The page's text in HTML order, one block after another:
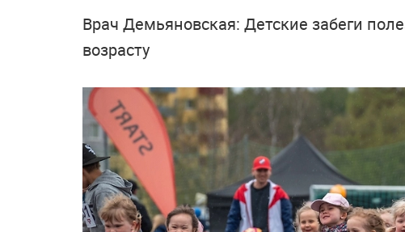
Врач Демьяновская: Детские забеги
возрасту